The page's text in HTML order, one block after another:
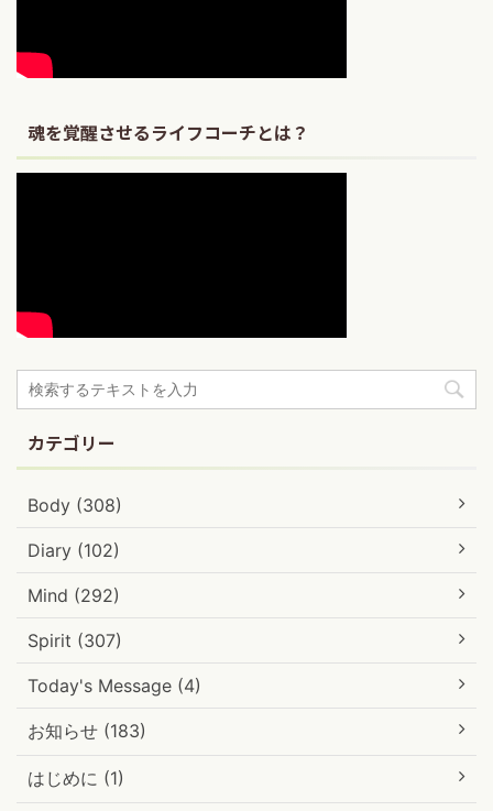
魂を覚醒させるライフコーチとは？
カテゴリー
Body (308)
Diary (102)
Mind (292)
Spirit (307)
Today's Message (4)
お知らせ (183)
はじめに (1)